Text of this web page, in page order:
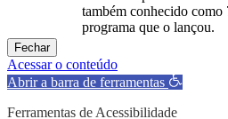
também conhecido
programa que o lançou.
Fechar
Acessar o conteúdo
Abrir a barra de ferramentas
Ferramentas de Acessibilidade